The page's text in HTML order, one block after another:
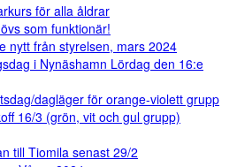
för alla åldrar
som funktionär!
nytt från styrelsen, mars 2024
i Nynäshamn Lördag den 16:e
dagläger för orange-violett grupp
16/3 (grön, vit och gul grupp)
till Tiomila senast 29/2